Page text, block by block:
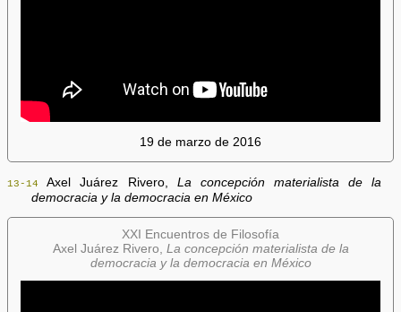
19 de marzo de 2016
13-14 Axel Juárez Rivero, La concepción materialista de la
democracia y la democracia en México
XXI Encuentros de Filosofía
Axel Juárez Rivero, La concepción materialista de la
democracia y la democracia en México